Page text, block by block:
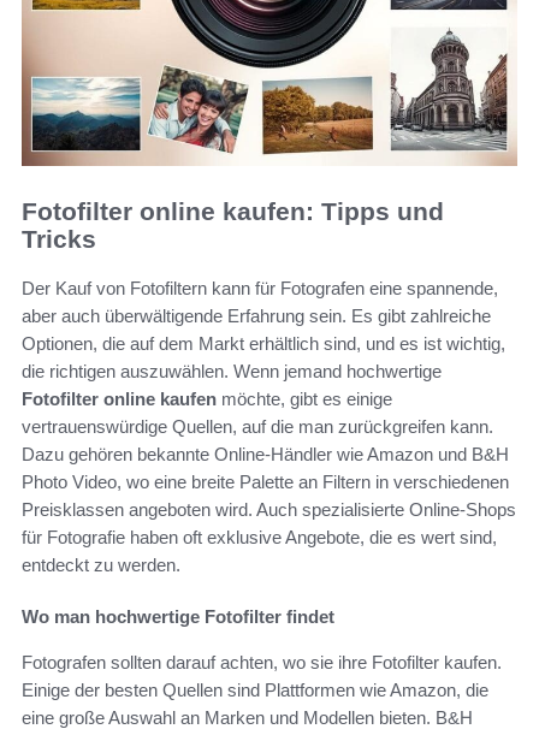
Fotofilter online kaufen: Tipps und
Tricks
Der Kauf von Fotofiltern kann für Fotografen eine spannende,
aber auch überwältigende Erfahrung sein. Es gibt zahlreiche
Optionen, die auf dem Markt erhältlich sind, und es ist wichtig,
die richtigen auszuwählen. Wenn jemand hochwertige
Fotofilter online kaufen möchte, gibt es einige
vertrauenswürdige Quellen, auf die man zurückgreifen kann.
Dazu gehören bekannte Online-Händler wie Amazon und B&H
Photo Video, wo eine breite Palette an Filtern in verschiedenen
Preisklassen angeboten wird. Auch spezialisierte Online-Shops
für Fotografie haben oft exklusive Angebote, die es wert sind,
entdeckt zu werden.
Wo man hochwertige Fotofilter findet
Fotografen sollten darauf achten, wo sie ihre Fotofilter kaufen.
Einige der besten Quellen sind Plattformen wie Amazon, die
eine große Auswahl an Marken und Modellen bieten. B&H